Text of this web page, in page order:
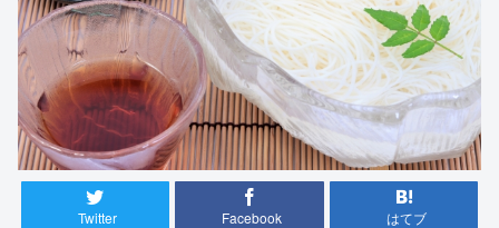
Twitter Facebook はてブ